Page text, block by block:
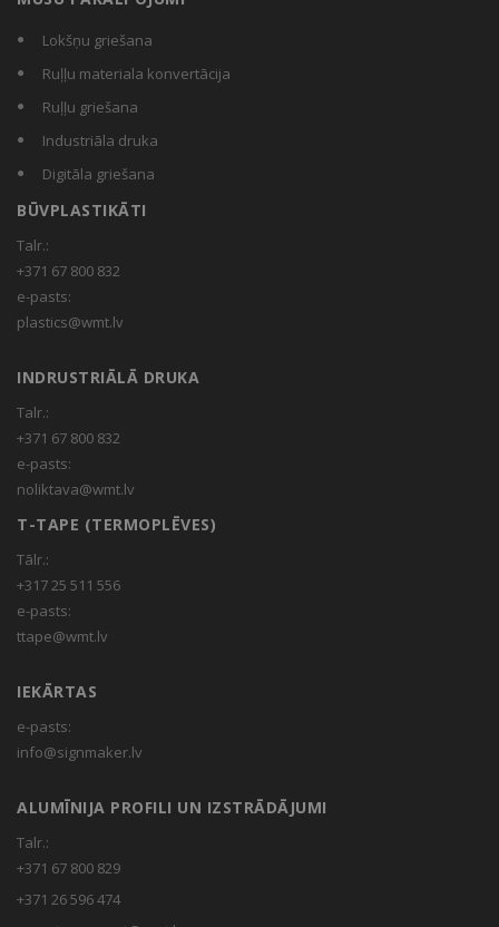
Lokšņu griešana
Ruļļu materiala konvertācija
Ruļļu griešana
Industriāla druka
Digitāla griešana
BŪVPLASTIKĀTI
Talr.:
+371 67 800 832
e-pasts:
plastics@wmt.lv
INDRUSTRIĀLĀ DRUKA
Talr.:
+371 67 800 832
e-pasts:
noliktava@wmt.lv
T-TAPE (TERMOPLĒVES)
Tālr.:
+317 25 511 556
e-pasts:
ttape@wmt.lv
IEKĀRTAS
e-pasts:
info@signmaker.lv
ALUMĪNIJA PROFILI UN IZSTRĀDĀJUMI
Talr.:
+371 67 800 829
+371 26 596 474